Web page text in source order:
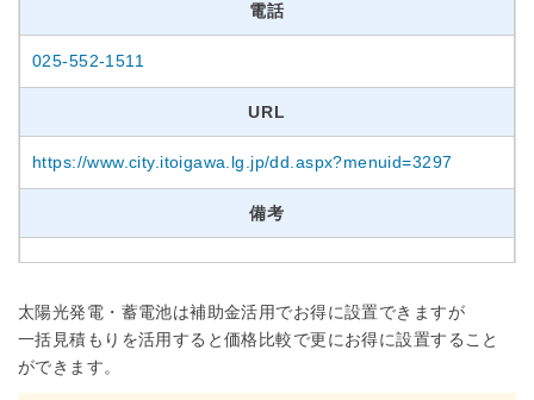
電話
025-552-1511
URL
https://www.city.itoigawa.lg.jp/dd.aspx?menuid=3297
備考
太陽光発電・蓄電池は補助金活用でお得に設置できますが
一括見積もりを活用すると価格比較で更にお得に設置すること
ができます。